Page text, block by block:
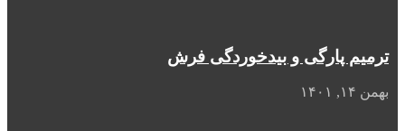
ترمیم پارگی و بیدخوردگی فرش
بهمن ۱۴, ۱۴۰۱